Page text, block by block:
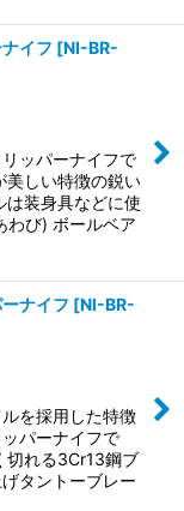
イフ [NI-BR-
ッパーナイフで
美しい特徴の鋭い
は装身具などに使
わび) ボールベア
ナイフ [NI-BR-
を採用した特徴
パーナイフで
切れる3Cr13鋼ブ
タントーブレー